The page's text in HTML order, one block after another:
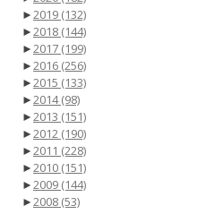
►2019 (132)
►2018 (144)
►2017 (199)
►2016 (256)
►2015 (133)
►2014(98)
►2013 (151)
►2012 (190)
►2011 (228)
►2010 (151)
►2009 (144)
►2008 (53)